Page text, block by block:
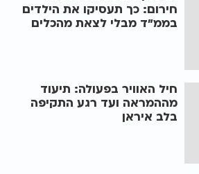
חירום: כך תעסיקו את הילדים
בממ"ד מבלי לצאת מהכלים
חיל האוויר בפעולה: תיעוד
מההמראה ועד רגע התקיפה
בלב איראן